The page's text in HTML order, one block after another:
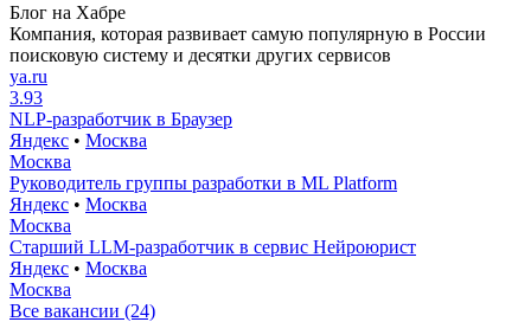
Блог на Хабре
Компания, которая развивает самую популярную в России
поисковую систему и десятки других сервисов
ya.ru
3.93
NLP-разработчик в Браузер
Яндекс • Москва
Москва
Руководитель группы разработки в ML Platform
Яндекс • Москва
Москва
Старший LLM-разработчик в сервис Нейроюрист
Яндекс • Москва
Москва
Все вакансии (24)